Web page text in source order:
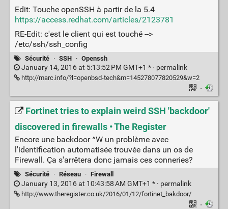
Edit: Touche openSSH à partir de la 5.4
https://access.redhat.com/articles/2123781
RE-Edit: c'est le client qui est touché -->
/etc/ssh/ssh_config
Sécurité · SSH · Openssh
January 14, 2016 at 5:13:52 PM GMT+1 * · permalink
http://marc.info/?l=openbsd-tech&m=145278077820529&w=2
·
Fortinet tries to explain weird SSH 'backdoor'
discovered in firewalls • The Register
Encore une backdoor ^W un problème avec
l'identification automatisée trouvée dans un os de
Firewall. Ça s'arrêtera donc jamais ces conneries?
Sécurité · Réseau · Firewall
January 13, 2016 at 10:43:58 AM GMT+1 * · permalink
http://www.theregister.co.uk/2016/01/12/fortinet_bakdoor/
·